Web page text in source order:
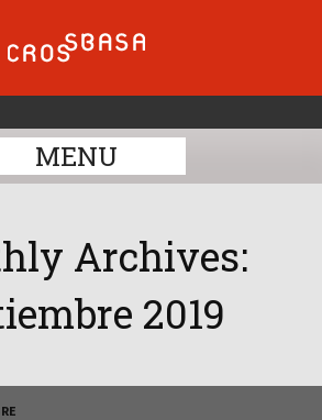
MENU
Archives:
2019